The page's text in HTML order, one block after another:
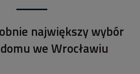
największy wybór
we Wrocławiu